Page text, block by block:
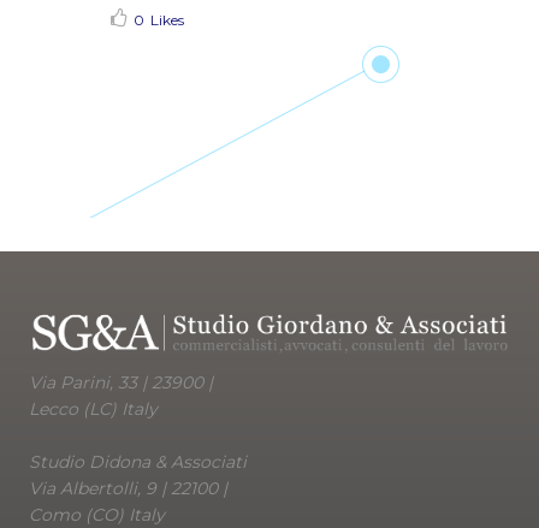
0 Likes
Via Parini, 33 | 23900 |
Lecco (LC) Italy
Studio Didona & Associati
Via Albertolli, 9 | 22100 |
Como (CO) Italy